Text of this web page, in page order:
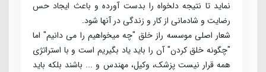
نماید تا نتیجه دلخواه را بدست آورده و باعث ایجاد حس
رضایت و شادمانی از کار و زندگی در آنها شود.
شعار اصلی موسسه راز خلق "چه می­خواهیم را می­ دانیم" اما
"چگونه خلق کردن" آن را باید یاد بگیریم است و با استراتژی
همه قرار نیست پزشک، وکیل، مهندس و ... باشند بلکه باید